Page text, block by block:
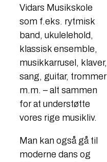
Vidars Musikskole
som f.eks. rytmisk
band, ukulelehold,
klassisk ensemble,
musikkarrusel, klaver,
sang, guitar, trommer
m.m. – alt sammen
for at understøtte
vores rige musikliv.
Man kan også gå til
moderne dans og